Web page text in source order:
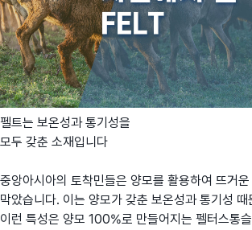
펠트는 보온성과 통기성을
모두 갖춘 소재입니다
중앙아시아의 토착민들은 양모를 활용하여 뜨거
막았습니다. 이는 양모가 갖춘 보온성과 통기성 때
이런 특성은 양모 100%로 만들어지는 펠터스통